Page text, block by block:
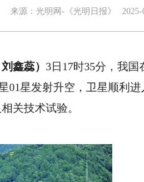
来源： 光明网-《光明日报》 2025-
鑫蕊）3日17时35分，我国
01星发射升空，卫星顺利
关技术试验。